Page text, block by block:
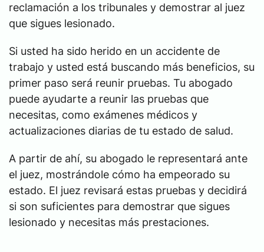
reclamación a los tribunales y demostrar al juez
que sigues lesionado.
Si usted ha sido herido en un accidente de
trabajo y usted está buscando más beneficios, su
primer paso será reunir pruebas. Tu abogado
puede ayudarte a reunir las pruebas que
necesitas, como exámenes médicos y
actualizaciones diarias de tu estado de salud.
A partir de ahí, su abogado le representará ante
el juez, mostrándole cómo ha empeorado su
estado. El juez revisará estas pruebas y decidirá
si son suficientes para demostrar que sigues
lesionado y necesitas más prestaciones.